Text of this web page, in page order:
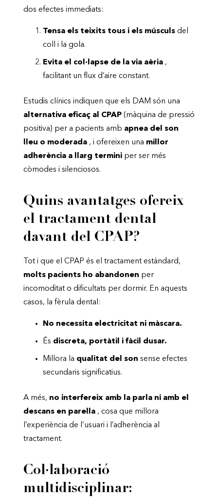
dos efectes immediats:
Tensa els teixits tous i els músculs del
coll i la gola.
Evita el col·lapse de la via aèria ,
facilitant un flux d’aire constant.
Estudis clínics indiquen que els DAM són una
alternativa eficaç al CPAP (màquina de pressió
positiva) per a pacients amb apnea del son
lleu o moderada , i ofereixen una millor
adherència a llarg termini per ser més
còmodes i silenciosos.
Quins avantatges ofereix
el tractament dental
davant del CPAP?
Tot i que el CPAP és el tractament estàndard,
molts pacients ho abandonen per
incomoditat o dificultats per dormir. En aquests
casos, la fèrula dental:
No necessita electricitat ni màscara.
És discreta, portàtil i fàcil dusar.
Millora la qualitat del son sense efectes
secundaris significatius.
A més, no interfereix amb la parla ni amb el
descans en parella , cosa que millora
l’experiència de l’usuari i l’adherència al
tractament.
Col·laboració
multidisciplinar: